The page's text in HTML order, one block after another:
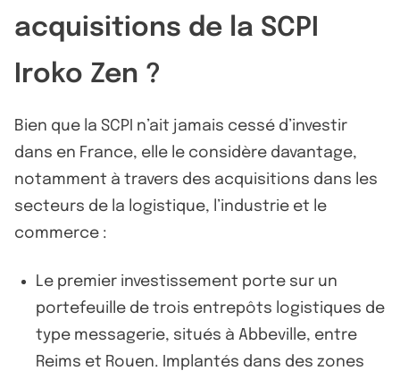
acquisitions de la SCPI
Iroko Zen ?
Bien que la SCPI n’ait jamais cessé d’investir
dans en France, elle le considère davantage,
notamment à travers des acquisitions dans les
secteurs de la logistique, l’industrie et le
commerce :
Le premier investissement porte sur un
portefeuille de trois entrepôts logistiques de
type messagerie, situés à Abbeville, entre
Reims et Rouen. Implantés dans des zones